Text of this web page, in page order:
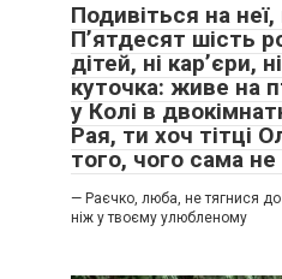
Подивіться на
П’ятдесят шість
дітей, ні кар’єри,
куточка: живе на
у Колі в
Рая, ти хоч тітці
того, чого сама
— Раєчко, люба, не тягнися
ніж у твоєму улюбленому